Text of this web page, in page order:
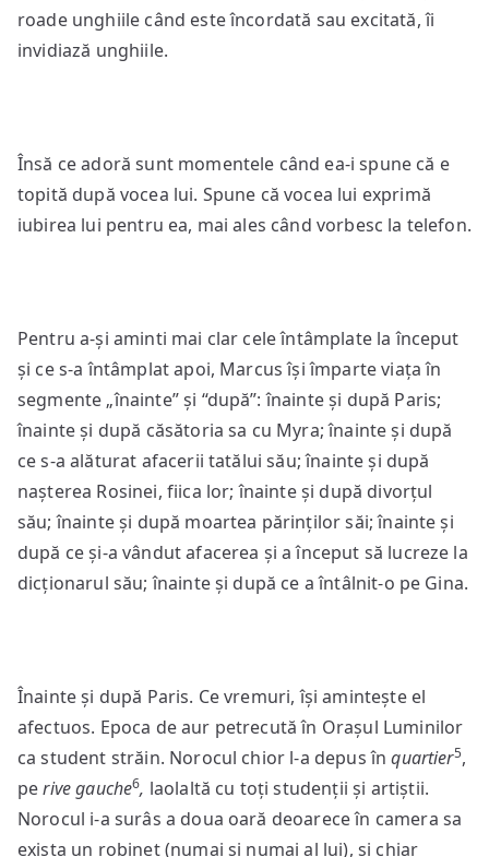
roade unghiile când este încordată sau excitată, îi
invidiază unghiile.
Însă ce adoră sunt momentele când ea-i spune că e
topită după vocea lui. Spune că vocea lui exprimă
iubirea lui pentru ea, mai ales când vorbesc la telefon.
Pentru a-și aminti mai clar cele întâmplate la început
și ce s-a întâmplat apoi, Marcus își împarte viața în
segmente „înainte” și “după”: înainte și după Paris;
înainte și după căsătoria sa cu Myra; înainte și după
ce s-a alăturat afacerii tatălui său; înainte și după
nașterea Rosinei, fiica lor; înainte și după divorțul
său; înainte și după moartea părinților săi; înainte și
după ce și-a vândut afacerea și a început să lucreze la
dicționarul său; înainte și după ce a întâlnit-o pe Gina.
Înainte și după Paris. Ce vremuri, își amintește el
afectuos. Epoca de aur petrecută în Orașul Luminilor
ca student străin. Norocul chior l-a depus înquartier5,
perive gauche6, laolaltă cu toți studenții și artiștii.
Norocul i-a surâs a doua oară deoarece în camera sa
exista un robinet (numai și numai al lui), și chiar